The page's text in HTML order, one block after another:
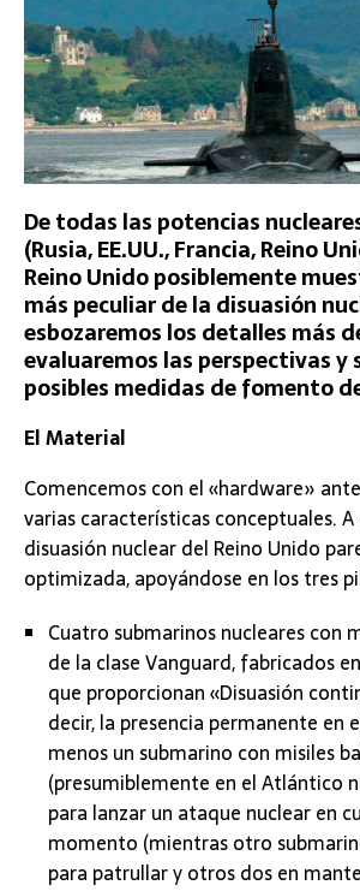
De todas las potencias
(Rusia, EE.UU., Francia, Reino
Reino Unido posiblemente
más peculiar de la disuasión
esbozaremos los detalles más
evaluaremos las perspectivas y
posibles medidas de fomento
El Material
Comencemos con el «hardware»
varias características conceptuales. A
disuasión nuclear del Reino Unido
optimizada, apoyándose en los tres
Cuatro submarinos nucleares con
de la clase Vanguard, fabricados
que proporcionan «Disuasión
decir, la presencia permanente en
menos un submarino con misiles
(presumiblemente en el Atlántico
para lanzar un ataque nuclear en
momento (mientras otro
para patrullar y otros dos en